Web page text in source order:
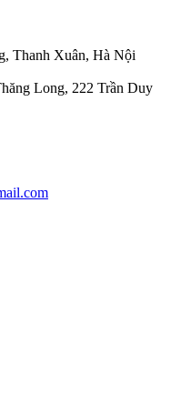
Thanh Xuân, Hà Nội
Long, 222 Trần Duy